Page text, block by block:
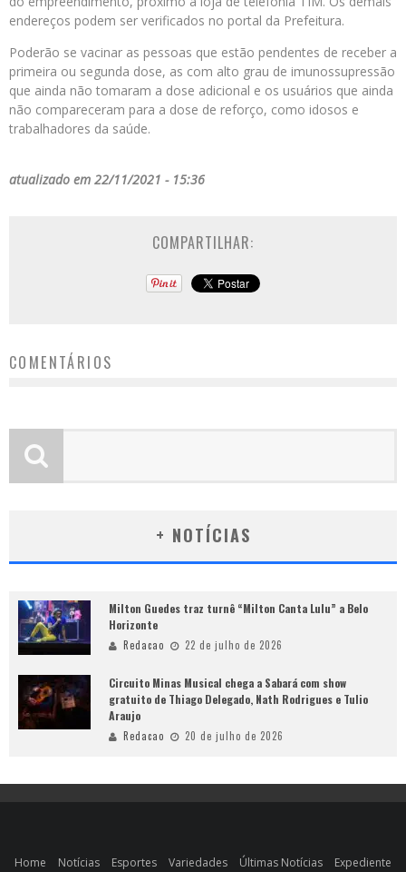
endereços podem ser verificados no portal da Prefeitura.
Poderão se vacinar as pessoas que estão pendentes de receber a
primeira ou segunda dose, as com alto grau de imunossupressão
que ainda não tomaram a dose adicional e os usuários que ainda
não compareceram para a dose de reforço, como idosos e
trabalhadores da saúde.
atualizado em 22/11/2021 - 15:36
COMPARTILHAR:
COMENTÁRIOS
+ NOTÍCIAS
Milton Guedes traz turnê “Milton Canta Lulu” a Belo
Horizonte
Redacao 22 de julho de 2026
Circuito Minas Musical chega a Sabará com show
gratuito de Thiago Delegado, Nath Rodrigues e Tulio
Araujo
Redacao 20 de julho de 2026
Home Notícias Esportes Variedades Últimas Notícias Expediente